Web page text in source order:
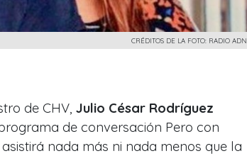
CRÉDITOS DE LA FOTO: RADIO ADN
de CHV, Julio César Rodríguez
de conversación Pero con
nada más ni nada menos que la